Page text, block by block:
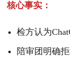
核心事实：
检方认为
陪审团明确